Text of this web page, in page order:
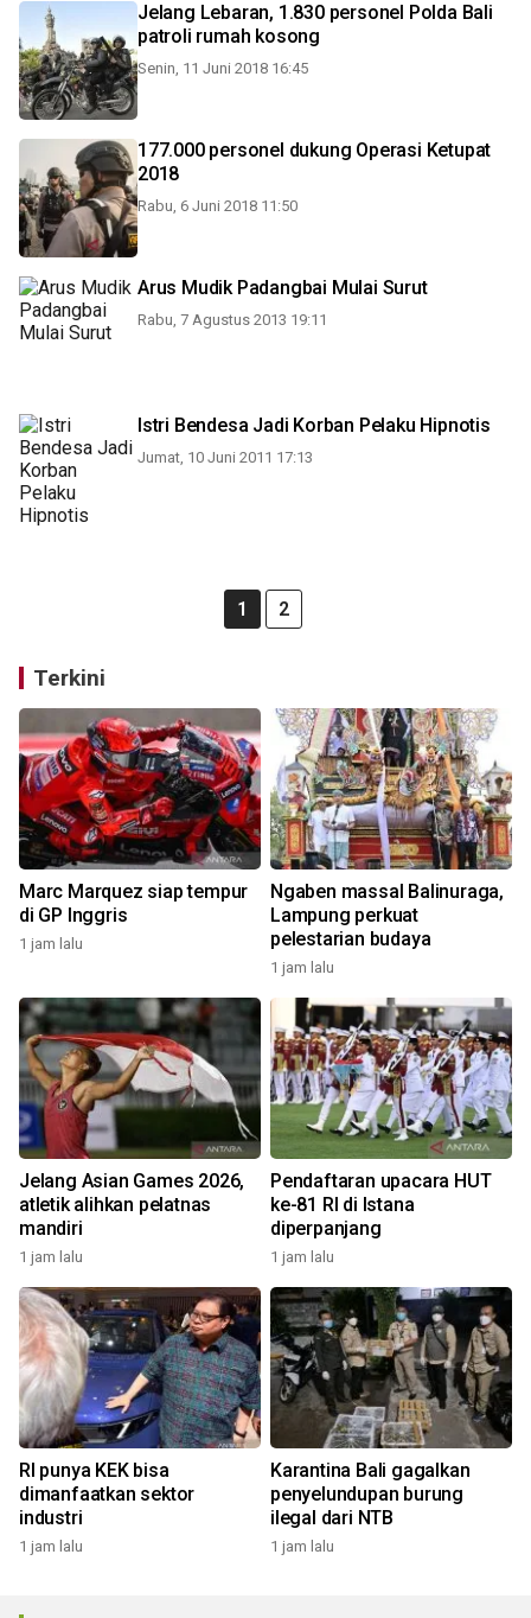
Jelang Lebaran, 1.830 personel Polda Bali
patroli rumah kosong
Senin, 11 Juni 2018 16:45
177.000 personel dukung Operasi Ketupat
2018
Rabu, 6 Juni 2018 11:50
Arus Mudik Padangbai Mulai Surut
Rabu, 7 Agustus 2013 19:11
Istri Bendesa Jadi Korban Pelaku Hipnotis
Jumat, 10 Juni 2011 17:13
1 2
Terkini
Marc Marquez siap tempur
di GP Inggris
1 jam lalu
Ngaben massal Balinuraga,
Lampung perkuat
pelestarian budaya
1 jam lalu
Jelang Asian Games 2026,
atletik alihkan pelatnas
mandiri
1 jam lalu
Pendaftaran upacara HUT
ke-81 RI di Istana
diperpanjang
1 jam lalu
RI punya KEK bisa
dimanfaatkan sektor
industri
1 jam lalu
Karantina Bali gagalkan
penyelundupan burung
ilegal dari NTB
1 jam lalu